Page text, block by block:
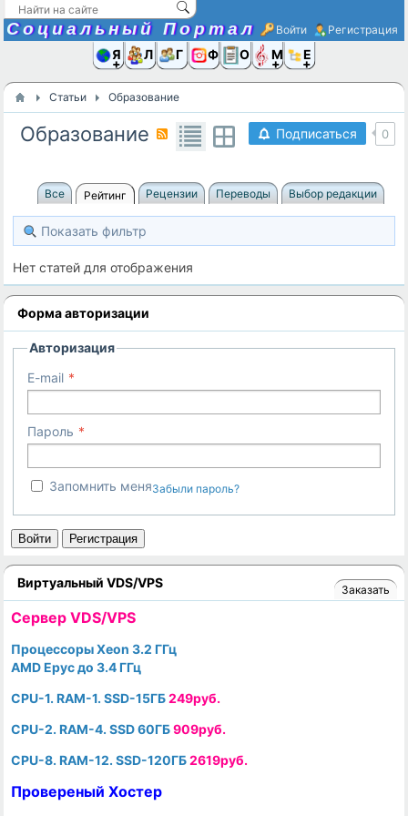
Социальный Портал Войти Регистрация
Я иЛюди
Группы
Фото Ещё
Статьи Образование
Подписаться 0
Образование
Все Рейтинг Рецензии Переводы Выбор редакции
Показать фильтр
Нет статей для отображения
Форма авторизации
Авторизация
E-mail
Пароль
Запомнить меняЗабыли пароль?
Войти Регистрация
Виртуальный VDS/VPS Заказать
Cервер VDS/VPS
Процессоры Xeon 3.2 ГГц
AMD Epyc до 3.4 ГГц
CPU-1. RAM-1. SSD-15ГБ249руб.
CPU-2. RAM-4. SSD 60ГБ909руб.
CPU-8. RAM-12. SSD-120ГБ2619руб.
Провереный Хостер